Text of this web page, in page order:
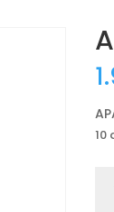
10